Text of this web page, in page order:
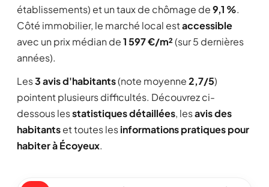
établissements) et un taux de chômage de9,1 %.
Côté immobilier, le marché local estaccessible
avec un prix médian de1 597 €/m²(sur 5 dernières
années).
Les3 avis d'habitants(note moyenne2,7/5)
pointent plusieurs difficultés. Découvrez ci-
dessous lesstatistiques détaillées, lesavis des
habitantset toutes lesinformations pratiques pour
habiter à Écoyeux.